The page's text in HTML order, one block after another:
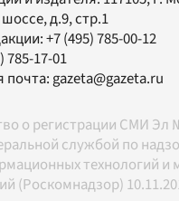
д.9, стр.1
+7 (495) 785-00-12
785-17-01
почта:gazeta@gazeta.ru
о регистрации СМИ Эл
службой по
технологий и
(Роскомнадзор)